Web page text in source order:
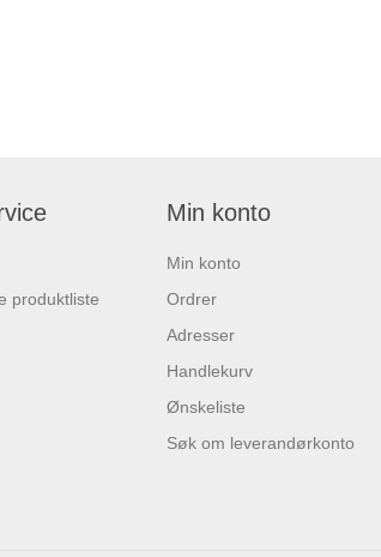
produktliste
Min konto
Min konto
Ordrer
Adresser
Handlekurv
Ønskeliste
Søk om leverandørkonto